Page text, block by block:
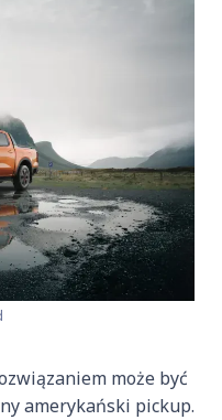
może być
amerykański pickup.